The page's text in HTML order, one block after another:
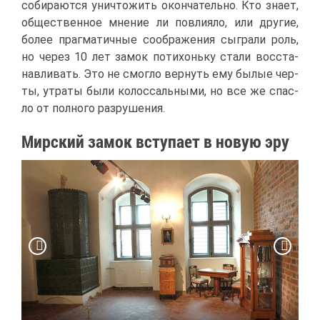
со­би­ра­ют­ся уни­что­жить окон­ча­тель­но. Кто зна­ет,
об­ще­ствен­ное мне­ние ли по­вли­я­ло, или дру­гие,
бо­лее праг­ма­тич­ные со­об­ра­же­ния сыг­ра­ли роль,
но че­рез 10 лет за­мок по­ти­хонь­ку ста­ли вос­ста­
нав­ли­вать. Это не смог­ло вер­нуть ему бы­лые чер­
ты, утра­ты бы­ли ко­лос­саль­ны­ми, но все же спас­
ло от пол­но­го раз­ру­ше­ния.
Мир­ский за­мок всту­па­ет в но­вую эру